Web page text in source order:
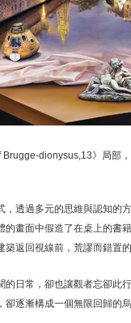
dionysus,13》局部
，透過多元的思維與認知的
的畫面中假造了在桌上的書
築返回視線前，荒謬而錯置
的日常，卻也讓觀者忘卻此
卻逐漸構成一個無限回歸的